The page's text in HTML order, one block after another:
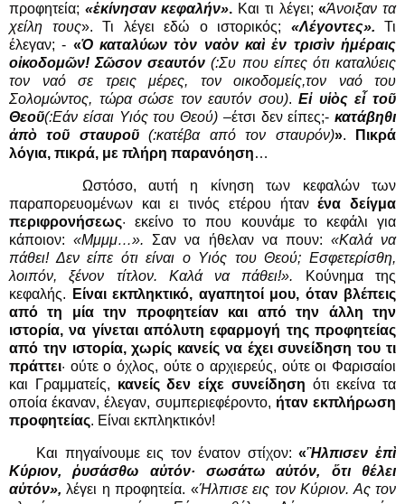
προφητεία; «ἐκίνησαν κεφαλήν». Και τι λέγει; «Άνοιξαν τα
χείλη τους». Τι λέγει εδώ ο ιστορικός; «Λέγοντες».
Τι
έλεγαν; - «Ὁ καταλύων τὸν ναὸν καὶ ἐν τρισὶν ἡμέραις
οἰκοδομῶν! Σῶσον σεαυτόν(:Συ που είπες ότι καταλύεις
τον ναό σε τρεις μέρες, τον οικοδομείς,τον ναό του
Σολομώντος, τώρα σώσε τον εαυτόν σου).Εἰ υἱὸς εἶ τοῦ
Θεοῦ(:Εάν είσαι Υιός του Θεού) –έτσι δεν είπες;- κατάβηθι
ἀπὸ τοῦ σταυροῦ
(:κατέβα από τον σταυρόν)».
Πικρά
λόγια, πικρά, με πλήρη παρανόηση…
Ωστόσο, αυτή η κίνηση των κεφαλών των
παραπορευομένων και ει τινός ετέρου ήτανένα δείγμα
περιφρονήσεως· εκείνο το που κουνάμε το κεφάλι για
κάποιον:«Μμμμ…». Σαν να ήθελαν να πουν: «Καλά να
πάθει! Δεν είπε ότι είναι ο Υιός του Θεού; Εσφετερίσθη,
λοιπόν, ξένον τίτλον. Καλά να πάθει!». Κούνημα της
κεφαλής.
Είναι εκπληκτικό, αγαπητοί μου, όταν βλέπεις
από τη μία την προφητείαν και από την άλλη την
ιστορία, να γίνεται απόλυτη εφαρμογή της προφητείας
από την ιστορία, χωρίς κανείς να έχει συνείδηση του τι
πράττει· ούτε ο όχλος, ούτε ο αρχιερεύς, ούτε οι Φαρισαίοι
και Γραμματείς, κανείς δεν είχε συνείδηση ότι εκείνα τα
οποία έκαναν, έλεγαν, συμπεριεφέροντο, ήταν εκπλήρωση
προφητείας. Είναι εκπληκτικόν!
Και πηγαίνουμε εις τον ένατον στίχον:«Ἢλπισεν ἐπὶ
Κύριον, ῥυσάσθω αὐτόν· σωσάτω αὐτόν, ὅτι θέλει
αὐτόν»,λέγει η προφητεία. «Ήλπισε εις τον Κύριον. Ας τον